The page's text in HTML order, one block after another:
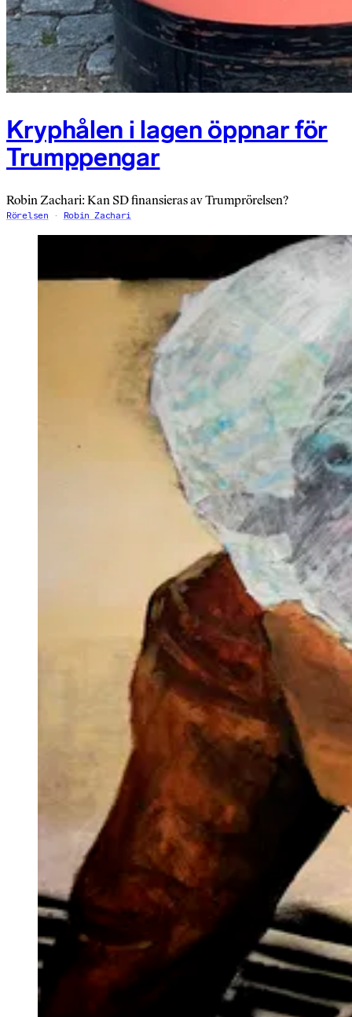
Kryphålen i lagen öppnar för
Trumppengar
Robin Zachari: Kan SD finansieras av Trumprörelsen?
Rörelsen Robin Zachari